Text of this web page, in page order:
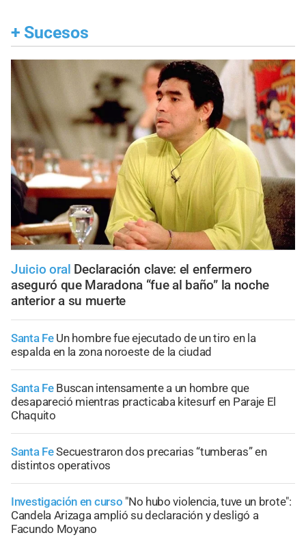
+ Sucesos
Juicio oral Declaración clave: el enfermero
aseguró que Maradona “fue al baño” la noche
anterior a su muerte
Santa Fe Un hombre fue ejecutado de un tiro en la
espalda en la zona noroeste de la ciudad
Santa Fe Buscan intensamente a un hombre que
desapareció mientras practicaba kitesurf en Paraje El
Chaquito
Santa FeSecuestraron dos precarias “tumberas” en
distintos operativos
Investigación en curso "No hubo violencia, tuve un brote":
Candela Arizaga amplió su declaración y desligó a
Facundo Moyano